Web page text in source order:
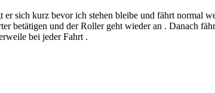
sich kurz bevor ich stehen bleibe und fährt normal
betätigen und der Roller geht wieder an . Danach
bei jeder Fahrt .